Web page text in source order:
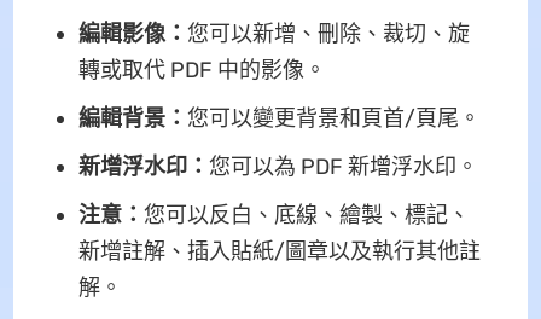
編輯影像： 您可以新增、刪除、裁切、旋
轉或取代 PDF 中的影像。
編輯背景： 您可以變更背景和頁首/頁尾。
新增浮水印： 您可以為 PDF 新增浮水印。
注意： 您可以反白、底線、繪製、標記、
新增註解、插入貼紙/圖章以及執行其他註
解。